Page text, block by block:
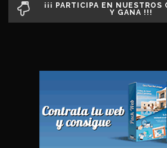
¡¡¡ PARTICIPA EN NUESTROS
Y GANA !!!